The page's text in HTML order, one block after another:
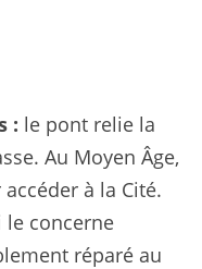
: le pont relie la
Au Moyen Âge,
à la Cité.
le concerne
réparé au